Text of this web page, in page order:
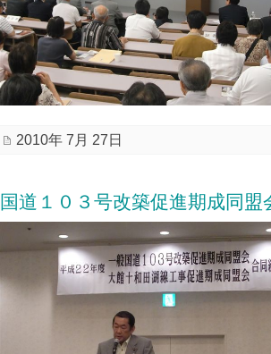
2010年 7月 27日
国道１０３号改築促進期成同盟